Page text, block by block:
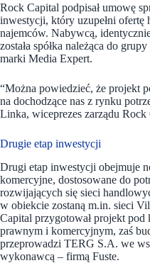
Rock Capital podpisał umowę
inwestycji, który uzupełni ofertę
najemców. Nabywcą,
została spółka należąca do
marki Media Expert.
“Można powiedzieć, że projekt
na dochodzące nas z rynku
Linka, wiceprezes zarządu Rock
Drugie etap inwestycji
Drugi etap inwestycji obejmuje
komercyjne, dostosowane do
rozwijających się sieci
w obiekcie zostaną m.in. sieci
Capital przygotował projekt pod
prawnym i komercyjnym, zaś
przeprowadzi TERG S.A. we
wykonawcą – firmą Fuste.